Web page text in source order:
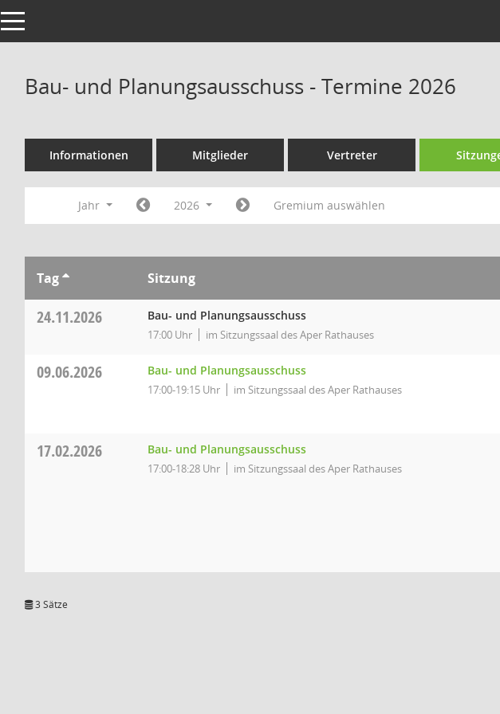
Toggle navigation
Bau- und Planungsausschuss - Termine 2026
Informationen Mitglieder Vertreter
Jahr 2026 Gremium auswählen
Tag Sitzung
24.11.2026 Bau- und Planungsausschuss
17:00 Uhr im Sitzungssaal des Aper Rathauses
09.06.2026 Bau- und Planungsausschuss
17:00-19:15 Uhr im Sitzungssaal des Aper Rathauses
17.02.2026 Bau- und Planungsausschuss
17:00-18:28 Uhr im Sitzungssaal des Aper Rathauses
3 Sätze